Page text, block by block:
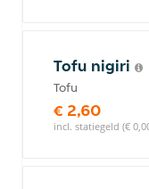
Tofu nigiri
Tofu
€ 2,60
incl. statiegeld (€